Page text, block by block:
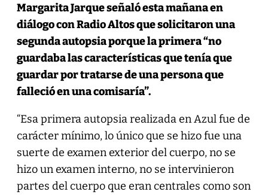
Margarita Jarque señaló esta mañana en
diálogo con Radio Altos que solicitaron una
segunda autopsia porque la primera “no
guardaba las características que tenía que
guardar por tratarse de una persona que
falleció en una comisaría”.
“Esa primera autopsia realizada en Azul fue de
carácter mínimo, lo único que se hizo fue una
suerte de examen exterior del cuerpo, no se
hizo un examen interno, no se intervinieron
partes del cuerpo que eran centrales como son